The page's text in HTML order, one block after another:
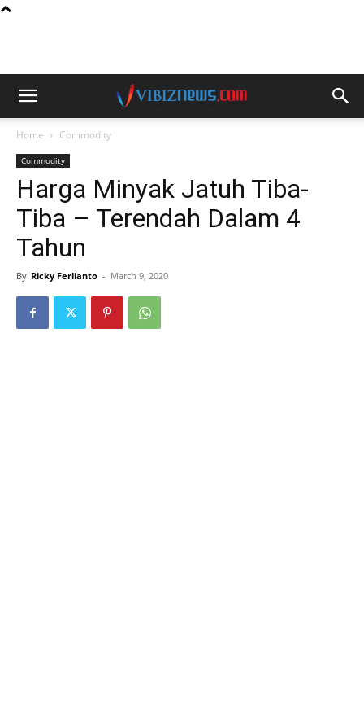
Home Commodity
Commodity
Harga Minyak Jatuh Tiba-
Tiba – Terendah Dalam 4
Tahun
By Ricky Ferlianto - March 9, 2020